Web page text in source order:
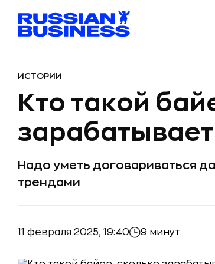
ИСТОРИИ
Кто такой
зарабатывает
Надо уметь договариваться
трендами
11 февраля 2025, 19:40 9 минут